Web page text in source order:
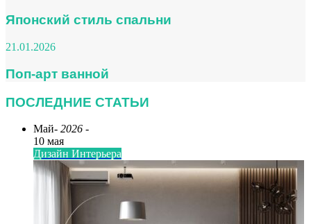
Японский стиль спальни
21.01.2026
Поп-арт ванной
ПОСЛЕДНИЕ СТАТЬИ
Май- 2026 -
10 мая
Дизайн Интерьера